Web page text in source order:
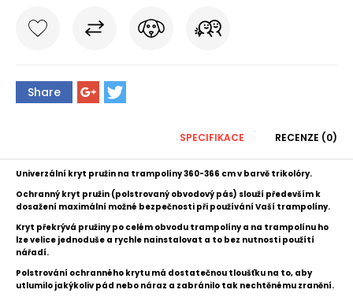
Share
SPECIFIKACE RECENZE (0)
Univerzální kryt pružin na trampolíny 360-366 cm v barvě trikolóry.
Ochranný kryt pružin (polstrovaný obvodový pás) slouží především k
dosažení maximální možné bezpečnosti při používání Vaší trampolíny.
Kryt překrývá pružiny po celém obvodu trampolíny a na trampolínu ho
lze velice jednoduše a rychle nainstalovat a to bez nutnosti použítí
nářadí.
Polstrování ochranného krytu má dostatečnou tloušťku na to, aby
utlumilo jakýkoliv pád nebo náraz a zabránilo tak nechtěnému zranění.